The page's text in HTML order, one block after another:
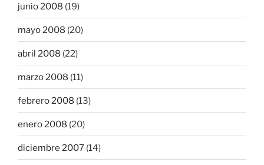
junio 2008 (19)
mayo 2008 (20)
abril 2008 (22)
marzo 2008 (11)
febrero 2008 (13)
enero 2008 (20)
diciembre 2007 (14)